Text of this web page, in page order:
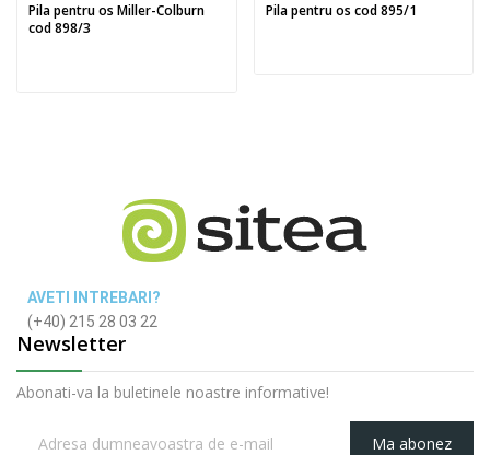
Pila pentru os Miller-Colburn
cod 898/3
Pila pentru os cod 895/1
AVETI INTREBARI?
(+40) 215 28 03 22
Newsletter
Abonati-va la buletinele noastre informative!
Ma abonez